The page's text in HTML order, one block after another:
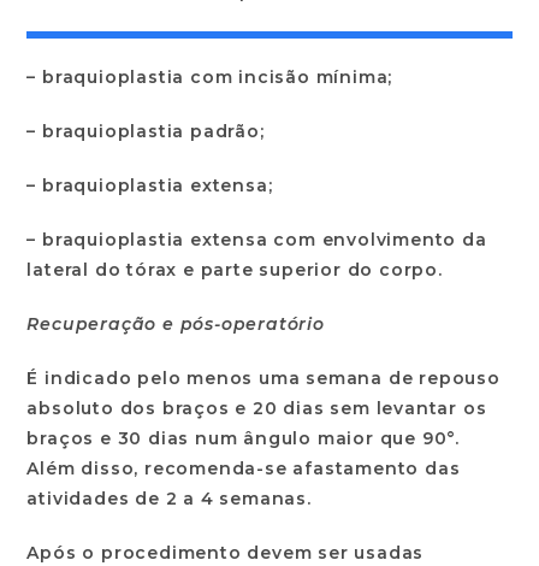
– braquioplastia com incisão mínima;
– braquioplastia padrão;
– braquioplastia extensa;
– braquioplastia extensa com envolvimento da
lateral do tórax e parte superior do corpo.
Recuperação e pós-operatório
É indicado pelo menos uma semana de repouso
absoluto dos braços e 20 dias sem levantar os
braços e 30 dias num ângulo maior que 90°.
Além disso, recomenda-se afastamento das
atividades de 2 a 4 semanas.
Após o procedimento devem ser usadas